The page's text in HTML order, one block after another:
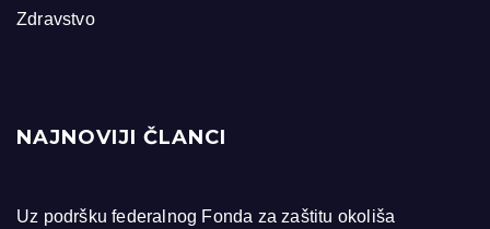
Zdravstvo
NAJNOVIJI ČLANCI
Uz podršku federalnog Fonda za zaštitu okoliša